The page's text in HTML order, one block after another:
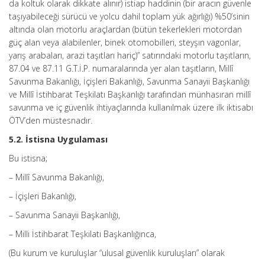
da koltuk olarak dikkate alınır) istiap haddinin (bir aracın güvenle
taşıyabileceği sürücü ve yolcu dahil toplam yük ağırlığı) %50’sinin
altında olan motorlu araçlardan (bütün tekerlekleri motordan
güç alan veya alabilenler, binek otomobilleri, steyşın vagonlar,
yarış arabaları, arazi taşıtları hariç)” satırındaki motorlu taşıtların,
87.04 ve 87.11 G.T.İ.P. numaralarında yer alan taşıtların, Millî
Savunma Bakanlığı, İçişleri Bakanlığı, Savunma Sanayii Başkanlığı
ve Millî İstihbarat Teşkilatı Başkanlığı tarafından münhasıran millî
savunma ve iç güvenlik ihtiyaçlarında kullanılmak üzere ilk iktisabı
ÖTV’den müstesnadır.
5.2. İstisna Uygulaması
Bu istisna;
– Millî Savunma Bakanlığı,
– İçişleri Bakanlığı,
– Savunma Sanayii Başkanlığı,
– Milli İstihbarat Teşkilatı Başkanlığınca,
(Bu kurum ve kuruluşlar “ulusal güvenlik kuruluşları” olarak